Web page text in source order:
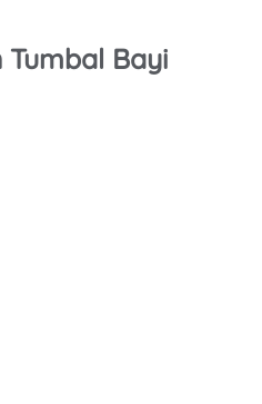
Tumbal Bayi